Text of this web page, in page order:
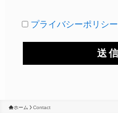
プライバシーポリシー
ホーム Contact